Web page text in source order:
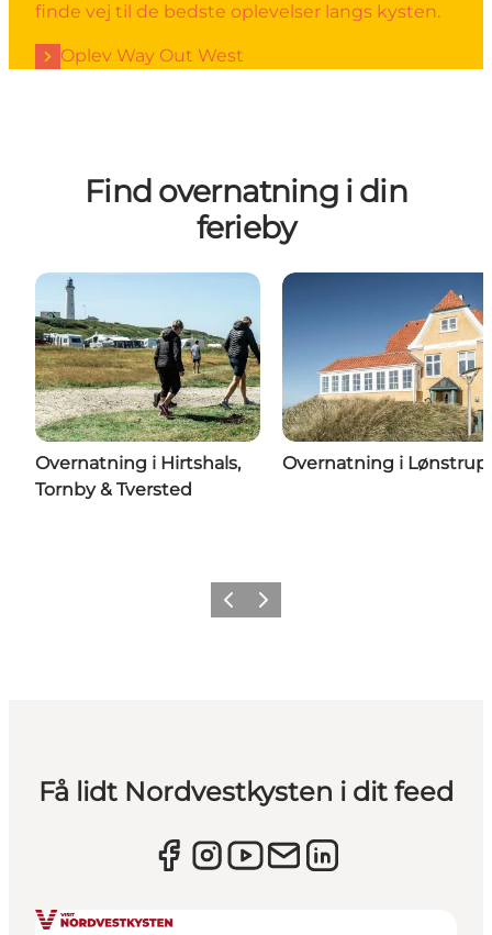
finde vej til de bedste oplevelser langs kysten.
Oplev Way Out West
Find overnatning i din
ferieby
Overnatning i Hirtshals,
Tornby & Tversted
Overnatning i Lønstrup
ForrigeNæste
Få lidt Nordvestkysten i dit feed